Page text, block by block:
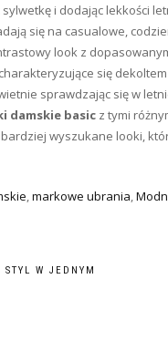
i dodając lekkości
się na casualowe,
look z
się
sprawdzając się w
damskie basic z tymi
wyszukane looki,
,markowe ubrania,
W JEDNYM